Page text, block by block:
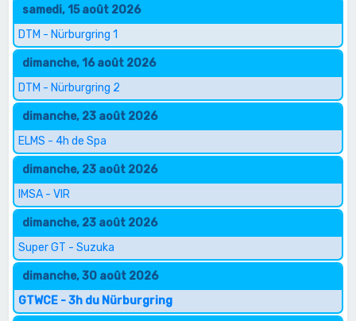
samedi, 15 août 2026
DTM - Nürburgring 1
dimanche, 16 août 2026
DTM - Nürburgring 2
dimanche, 23 août 2026
ELMS - 4h de Spa
dimanche, 23 août 2026
IMSA - VIR
dimanche, 23 août 2026
Super GT - Suzuka
dimanche, 30 août 2026
GTWCE - 3h du Nürburgring